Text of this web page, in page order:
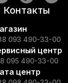
Контакты
093 490-33-00
центр
095 490-33-00
центр